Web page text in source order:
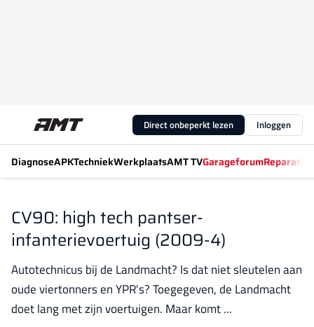
Direct onbeperkt lezen Inloggen
DiagnoseAPKTechniekWerkplaatsAMT TVGarageforum
CV90: high tech pantser-
infanterievoertuig (2009-4)
Autotechnicus bij de Landmacht? Is dat niet sleutelen aan
oude viertonners en YPR's? Toegegeven, de Landmacht
doet lang met zijn voertuigen. Maar komt ...